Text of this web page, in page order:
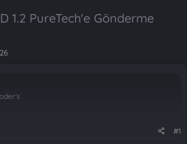
1.2 PureTech'e Gönderme
#1